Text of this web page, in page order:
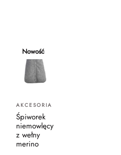
Nowość
AKCESORIA
Śpiworek
niemowlęcy
z wełny
merino